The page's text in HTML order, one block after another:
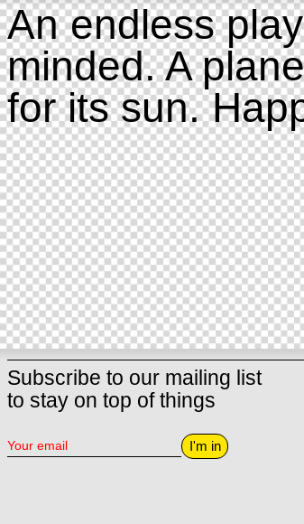
An endless
minded. A
for its sun.
Subscribe to our mailing list
to stay on top of things
I'm in